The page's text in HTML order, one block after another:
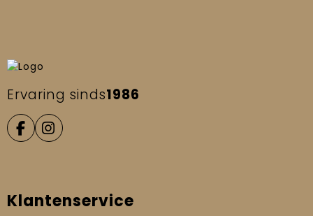
Ervaring sinds1986
Klantenservice